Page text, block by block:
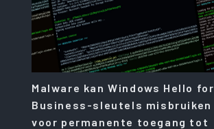
Malware kan Windows Hello for
Business-sleutels misbruiken
voor permanente toegang tot